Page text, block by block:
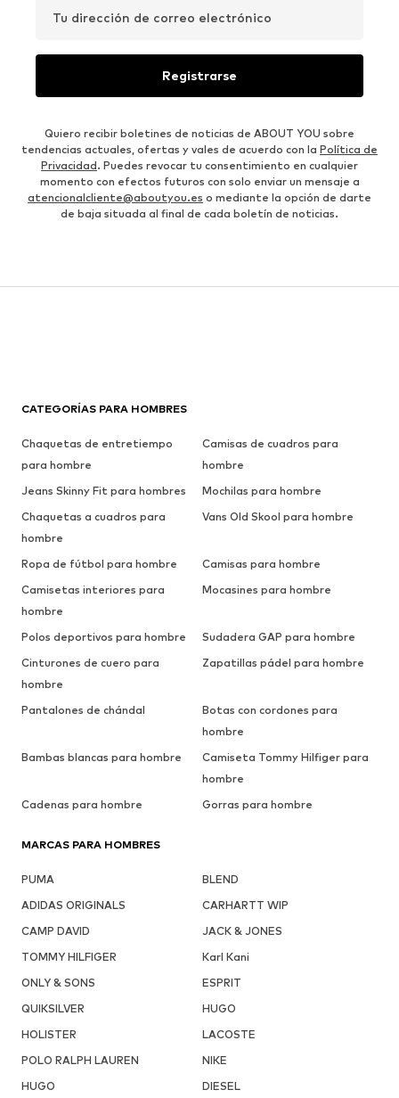
Tu dirección de correo electrónico
Registrarse
Quiero recibir boletines de noticias de ABOUT YOU sobre
tendencias actuales, ofertas y vales de acuerdo con la Política de
Privacidad. Puedes revocar tu consentimiento en cualquier
momento con efectos futuros con solo enviar un mensaje a
atencionalcliente@aboutyou.es o mediante la opción de darte
de baja situada al final de cada boletín de noticias.
CATEGORÍAS PARA HOMBRES
Chaquetas de entretiempo
para hombre
Camisas de cuadros para
hombre
Jeans Skinny Fit para hombres
Mochilas para hombre
Chaquetas a cuadros para
hombre
Vans Old Skool para hombre
Ropa de fútbol para hombre
Camisas para hombre
Camisetas interiores para
hombre
Mocasines para hombre
Polos deportivos para hombre
Sudadera GAP para hombre
Cinturones de cuero para
hombre
Zapatillas pádel para hombre
Pantalones de chándal
Botas con cordones para
hombre
Bambas blancas para hombre
Camiseta Tommy Hilfiger para
hombre
Cadenas para hombre
Gorras para hombre
MARCAS PARA HOMBRES
PUMA
BLEND
ADIDAS ORIGINALS
CARHARTT WIP
CAMP DAVID
JACK & JONES
TOMMY HILFIGER
Karl Kani
ONLY & SONS
ESPRIT
QUIKSILVER
HUGO
HOLISTER
LACOSTE
POLO RALPH LAUREN
NIKE
HUGO
DIESEL